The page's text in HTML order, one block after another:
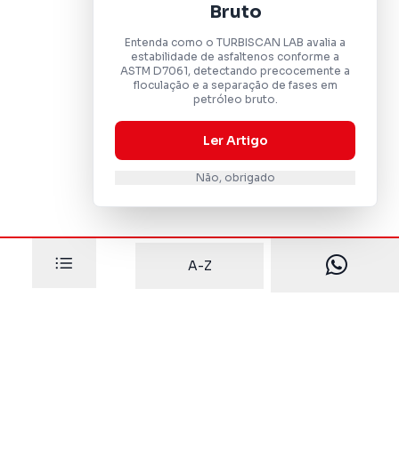
Bruto
Entenda como o TURBISCAN LAB avalia a
estabilidade de asfaltenos conforme a
ASTM D7061, detectando precocemente a
floculação e a separação de fases em
petróleo bruto.
Ler Artigo
Não, obrigado
A-Z